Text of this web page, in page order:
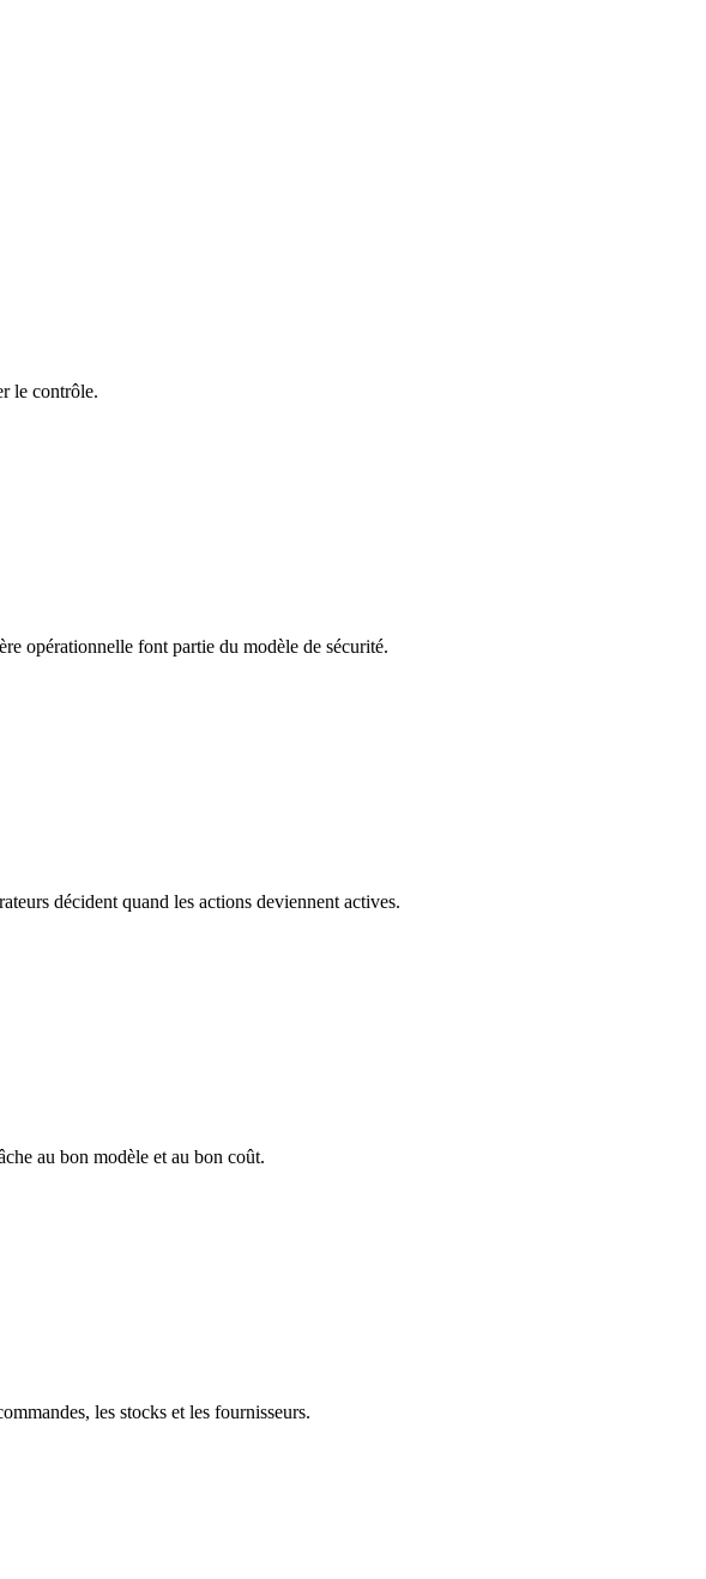
le contrôle.
opérationnelle font partie du modèle de sécurité.
décident quand les actions deviennent actives.
au bon modèle et au bon coût.
les stocks et les fournisseurs.